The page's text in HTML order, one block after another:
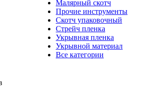
Малярный скотч
Прочие инструменты
Скотч упаковочный
Стрейч пленка
Укрывная пленка
Укрывной материал
Все категории